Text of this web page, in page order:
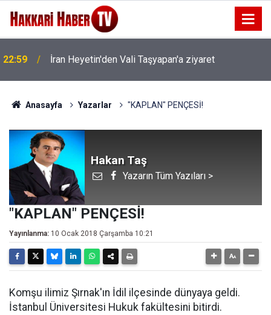
22:53 İran Sınırında 7 Kilo 720 Gram Eroin ele geçirildi
Anasayfa Yazarlar "KAPLAN" PENÇESİ!
Hakan Taş
Yazarın Tüm Yazıları >
"KAPLAN" PENÇESİ!
Yayınlanma: 10 Ocak 2018 Çarşamba 10:21
Komşu ilimiz Şırnak'ın İdil ilçesinde dünyaya geldi.
İstanbul Üniversitesi Hukuk fakültesini bitirdi.